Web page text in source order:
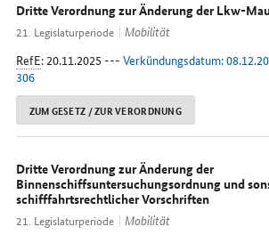
Dritte Verordnung zur Änderung der Lkw-
21. Legislaturperiode
Mobilität
RefE: 20.11.2025 --- Verkündungsdatum:
306
ZUM GESETZ / ZUR VERORDNUNG
Dritte Verordnung zur Änderung der
Binnenschiffsuntersuchungsordnung und
schifffahrtsrechtlicher Vorschriften
21. Legislaturperiode
Mobilität